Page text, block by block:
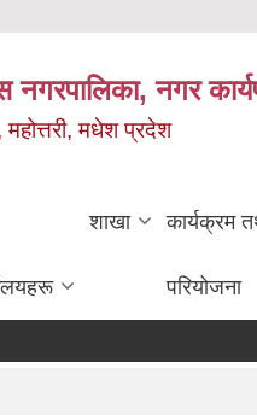
नगरपालिका, नगर
महोत्तरी, मधेश प्रदेश
शाखा कार्यक्रम
परियोजना